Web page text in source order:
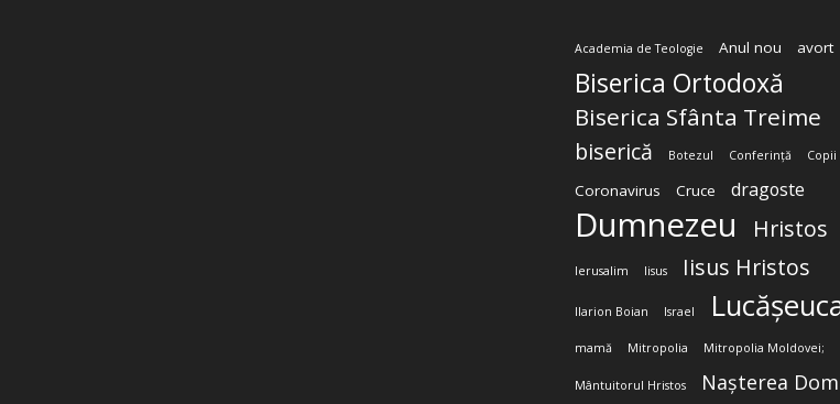
Academia de Teologie Anul nou avort
Biserica Ortodoxă
Biserica Sfânta Treime
biserică Botezul Conferință Copii
Coronavirus
Cruce dragoste
Dumnezeu Hristos
Ierusalim Iisus Iisus Hristos
Ilarion Boian Israel
mamă Mitropolia Mitropolia Moldovei;
Mântuitorul Hristos Nașterea